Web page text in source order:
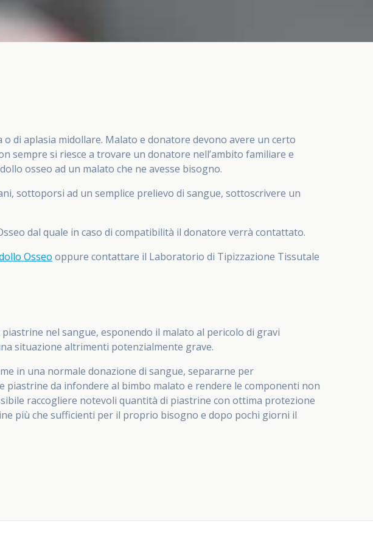
di aplasia midollare. Malato e donatore devono avere un certo
sempre si riesce a trovare un donatore nell’ambito familiare e
osseo ad un malato che ne avesse bisogno.
sottoporsi ad un semplice prelievo di sangue, sottoscrivere un
dal quale in caso di compatibilità il donatore verrà contattato.
Osseo oppure contattare il Laboratorio di Tipizzazione Tissutale
nel sangue, esponendo il malato al pericolo di gravi
situazione altrimenti potenzialmente grave.
in una normale donazione di sangue, separarne per
piastrine da infondere al bimbo malato e rendere le componenti non
raccogliere notevoli quantità di piastrine con ottima protezione
più che sufficienti per il proprio bisogno e dopo pochi giorni il